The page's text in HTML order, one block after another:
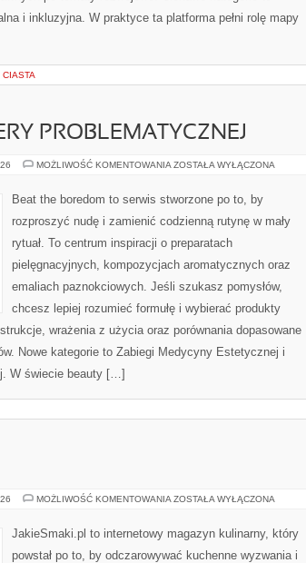
i inkluzyjna. W praktyce ta platforma pełni rolę mapy
PROBLEMATYCZNEJ
MOŻLIWOŚĆ KOMENTOWANIA KOSMETYKI
PROBLEMATYCZNEJ
ZOSTAŁA WYŁĄCZONA
Beat the boredom to serwis stworzone po to, by
rozproszyć nudę i zamienić codzienną rutynę w mały
rytuał. To centrum inspiracji o preparatach
pielęgnacyjnych, kompozycjach aromatycznych oraz
emaliach paznokciowych. Jeśli szukasz pomysłów,
chcesz lepiej rozumieć formułę i wybierać produkty
wrażenia z użycia oraz porównania dopasowane
Nowe kategorie to Zabiegi Medycyny Estetycznej i
W świecie beauty […]
MOŻLIWOŚĆ KOMENTOWANIA SOSY
ZOSTAŁA WYŁĄCZONA
JakieSmaki.pl to internetowy magazyn kulinarny, który
powstał po to, by odczarowywać kuchenne wyzwania i